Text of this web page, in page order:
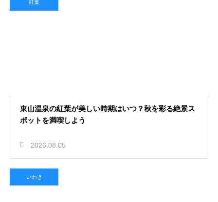
紅葉
東山温泉の紅葉が美しい時期はいつ？秋を彩る絶景ス
ポットを満喫しよう
2026.08.05
いわき